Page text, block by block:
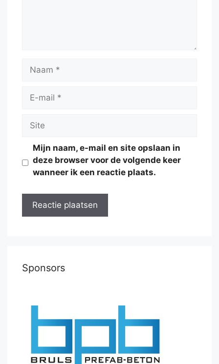
Naam
Site
Mijn naam, e-mail en site opslaan in
deze browser voor de volgende keer
wanneer ik een reactie plaats.
Sponsors